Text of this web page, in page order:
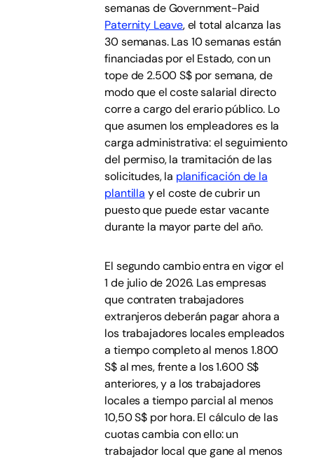
semanas de Government-Paid
Paternity Leave, el total alcanza las
30 semanas. Las 10 semanas están
financiadas por el Estado, con un
tope de 2.500 S$ por semana, de
modo que el coste salarial directo
corre a cargo del erario público. Lo
que asumen los empleadores es la
carga administrativa: el seguimiento
del permiso, la tramitación de las
solicitudes, la planificación de la
plantilla y el coste de cubrir un
puesto que puede estar vacante
durante la mayor parte del año.
El segundo cambio entra en vigor el
1 de julio de 2026. Las empresas
que contraten trabajadores
extranjeros deberán pagar ahora a
los trabajadores locales empleados
a tiempo completo al menos 1.800
S$ al mes, frente a los 1.600 S$
anteriores, y a los trabajadores
locales a tiempo parcial al menos
10,50 S$ por hora. El cálculo de las
cuotas cambia con ello: un
trabajador local que gane al menos